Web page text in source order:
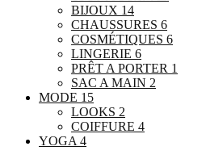
BIJOUX 14
CHAUSSURES 6
COSMÉTIQUES 6
LINGERIE 6
PRÊT A PORTER 1
SAC A MAIN 2
MODE 15
LOOKS 2
COIFFURE 4
YOGA4